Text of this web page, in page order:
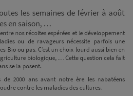
les semaines de février à août
en saison, …
nos récoltes espérées et le développement
ou de ravageurs nécessite parfois une
Bio ou pas. C’est un choix lourd aussi bien en
biologique, … Cette question cela fait
se la posent.
de 2000 ans avant notre ère les nabatéens
contre les maladies des cultures.